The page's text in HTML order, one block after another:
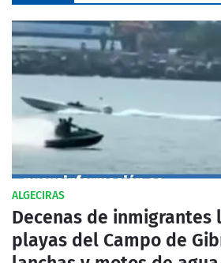
ALGECIRAS
Decenas de inmigrantes
playas del Campo de